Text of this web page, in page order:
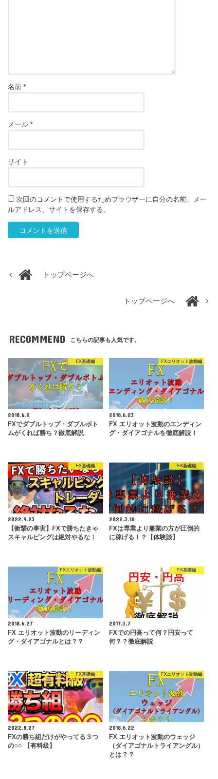
名前*
メール*
サイト
次回のコメントで使用するためブラウザーに自分の名前、メー
ルアドレス、サイトを保存する。
トップページへ
トップページへ
RECOMMEND こちらの記事も人気です。
FX基礎編
2018.6.2
FXでダブルトップ・ダブルボト
ムがくれば勝ち？徹底解説
FXエリオット波動編
2018.6.23
FX エリオット波動のエンディン
グ・ダイアゴナルを徹底解説！
FX基礎編
2022.9.23
【衝撃の事実】FXで勝ちたきゃ
スキャルピングは絶対やるな！
FX基礎編
2022.3.10
FXは専業より兼業の方が圧倒的
に稼げる！？【体験談】
FXエリオット波動編
2018.6.27
FX エリオット波動のリーディン
グ・ダイアゴナルとは？？
FX基礎編
2017.3.7
FXでの円高って何？円安って
何？？徹底解説
FX基礎編
2022.8.27
FXの勝ち組だけがやってる３つ
の○○ 【有料級】
FXエリオット波動編
2018.6.22
FX エリオット波動のウェッジ
（ダイアゴナルトライアングル）
とは？？